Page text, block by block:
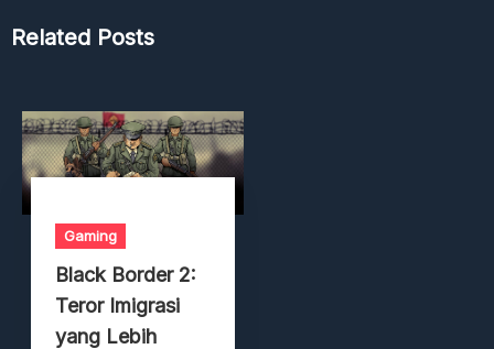
Related Posts
Gaming
Black Border 2:
Teror Imigrasi
yang Lebih